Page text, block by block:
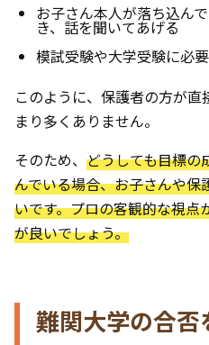
お子さん本人が落ち込ん
き、話を聞いてあげる
模試受験や大学受験に必
このように、保護者の方が
まり多くありません。
そのため、 どうしても目標の
んでいる場合、お子さんや
いです。プロの客観的な視点
が良いでしょう。
難関大学の合否